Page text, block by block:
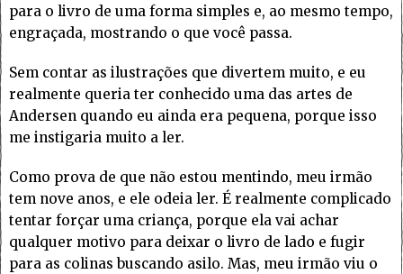
para o livro de uma forma simples e, ao mesmo tempo,
engraçada, mostrando o que você passa.
Sem contar as ilustrações que divertem muito, e eu
realmente queria ter conhecido uma das artes de
Andersen quando eu ainda era pequena, porque isso
me instigaria muito a ler.
Como prova de que não estou mentindo, meu irmão
tem nove anos, e ele odeia ler. É realmente complicado
tentar forçar uma criança, porque ela vai achar
qualquer motivo para deixar o livro de lado e fugir
para as colinas buscando asilo. Mas, meu irmão viu o